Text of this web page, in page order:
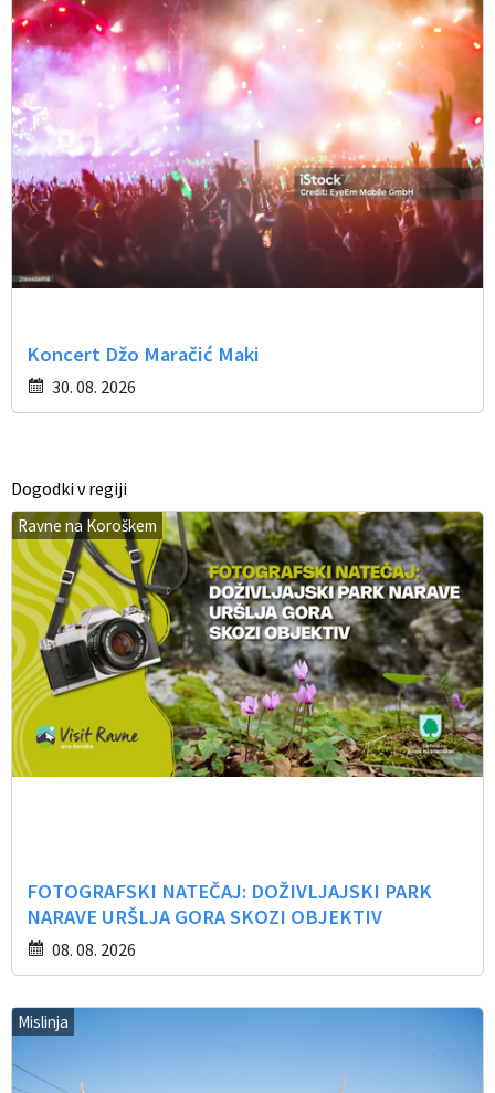
Koncert Džo Maračić Maki
30. 08. 2026
Dogodki v regiji
Ravne na Koroškem
FOTOGRAFSKI NATEČAJ: DOŽIVLJAJSKI PARK
NARAVE URŠLJA GORA SKOZI OBJEKTIV
08. 08. 2026
Mislinja